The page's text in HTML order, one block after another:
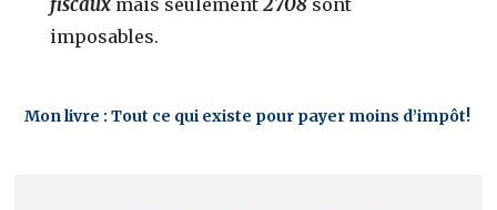
imposables.
Mon livre : Tout ce qui existe pour payer moins d’impôt!